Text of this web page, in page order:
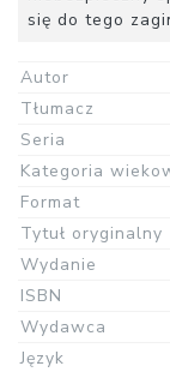
się do tego
Autor
Tłumacz
Seria
Kategoria
Format
Tytuł oryginalny
Wydanie
ISBN
Wydawca
Język